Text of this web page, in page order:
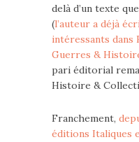
delà d’un texte
(l’auteur a déjà
intéressants dans
Guerres &
pari éditorial
Histoire &
Franchement,
éditions Italiques